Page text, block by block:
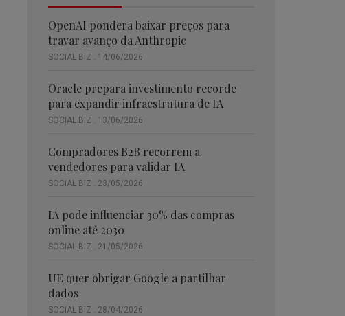
OpenAI pondera baixar preços para
travar avanço da Anthropic
SOCIAL BIZ . 14/06/2026
Oracle prepara investimento recorde
para expandir infraestrutura de IA
SOCIAL BIZ . 13/06/2026
Compradores B2B recorrem a
vendedores para validar IA
SOCIAL BIZ . 23/05/2026
IA pode influenciar 30% das compras
online até 2030
SOCIAL BIZ . 21/05/2026
UE quer obrigar Google a partilhar
dados
SOCIAL BIZ . 28/04/2026